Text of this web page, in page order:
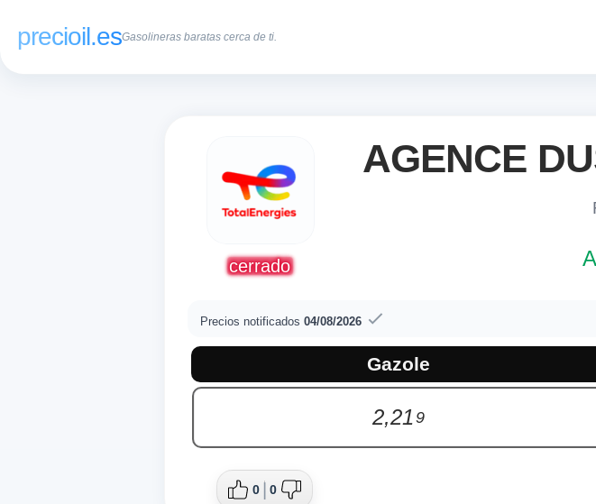
precioil.esGasolineras baratas cerca de ti.
cerrado
AGENCE
Precios notificados04/08/2026
Precios actuales de combustibles en
Consulta los precios actuales de la gasolinera TotalEnergies
Gazole
2,219
0 0